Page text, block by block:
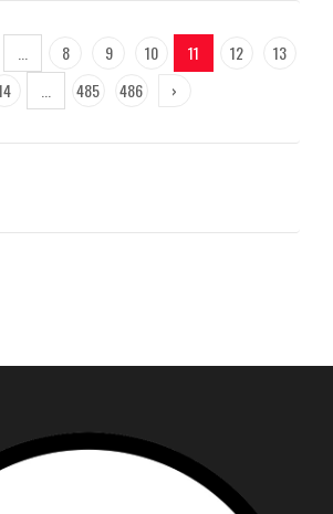
... 8 9 10 11 12
13
... 485 486 ›